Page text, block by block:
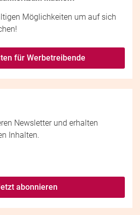
Möglichkeiten um auf sich
für Werbetreibende
Newsletter und erhalten
Inhalten.
abonnieren